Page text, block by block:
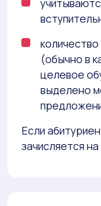
(обычно в
целевое
выделено
Если
зачисляется